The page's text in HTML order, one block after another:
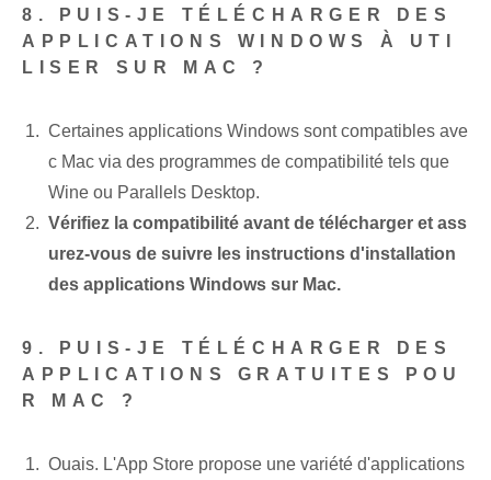
8. PUIS-JE TÉLÉCHARGER DES
APPLICATIONS WINDOWS À UTI
LISER SUR MAC ?
Certaines applications Windows sont compatibles ave
c Mac via des programmes de compatibilité tels que
Wine ou Parallels Desktop.
Vérifiez la compatibilité avant de télécharger et ass
urez-vous de suivre les instructions d'installation
des applications Windows sur Mac.
9. PUIS-JE TÉLÉCHARGER DES
APPLICATIONS GRATUITES POU
R MAC ?
Ouais. L'App Store propose une variété d'applications